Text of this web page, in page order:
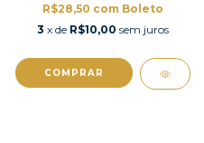
R$28,50 com Boleto
3 x de R$10,00 sem juros
COMPRAR